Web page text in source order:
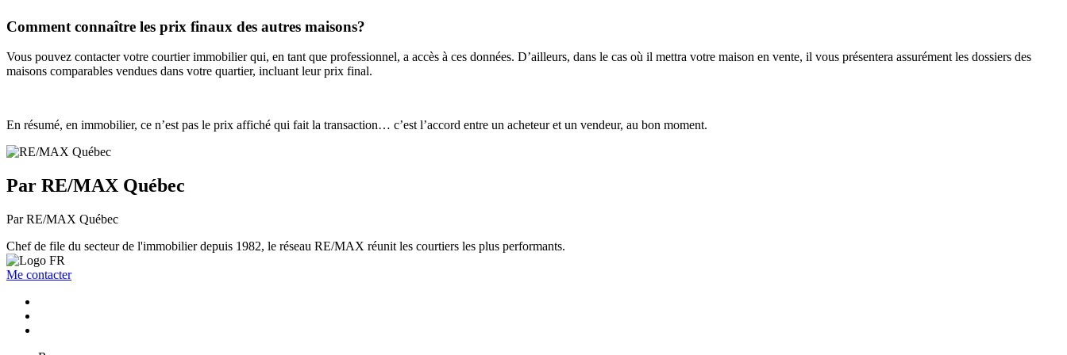
Comment connaître les prix finaux des autres maisons?
Vous pouvez contacter votre courtier immobilier qui, en tant que professionnel, a accès à ces données. D’ailleurs, dans le cas où il mettra votre maison en vente, il vous présentera assurément les dossiers des
maisons comparables vendues dans votre quartier, incluant leur prix final.
En résumé, en immobilier, ce n’est pas le prix affiché qui fait la transaction… c’est l’accord entre un acheteur et un vendeur, au bon moment.
Par RE/MAX Québec
Par RE/MAX Québec
Chef de file du secteur de l'immobilier depuis 1982, le réseau RE/MAX réunit les courtiers les plus performants.
Me contacter